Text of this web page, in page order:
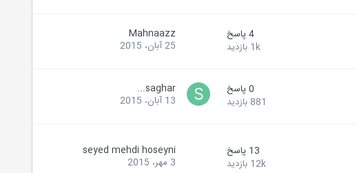
4 پاسخ
1k بازدید
Mahnaazz
25 آبان، 2015
0 پاسخ
881 بازدید
saghar...
13 آبان، 2015
13 پاسخ
12k بازدید
seyed mehdi hoseyni
3 مهر، 2015